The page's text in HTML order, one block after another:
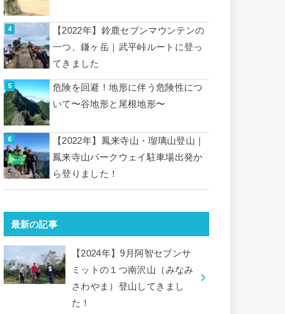
【2022年】鈴鹿セブンマウンテンの
一つ、鎌ヶ岳｜武平峠ルートに登っ
てきました
危険を回避！地形に伴う危険性につ
いて〜谷地形と尾根地形〜
【2022年】鳳来寺山・瑠璃山登山｜
鳳来寺山パークウェイ駐車場出発か
ら登りました！
最新の記事
【2024年】9月阿智セブンサ
ミットの１つ南沢山（みなみ
さわやま）登山してきまし
た！